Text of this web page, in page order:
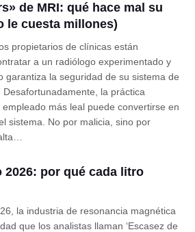
de MRI: qué hace mal su
le cuesta millones)
propietarios de clínicas están
a un radiólogo experimentado y
garantiza la seguridad de su sistema de
la práctica
más leal puede convertirse en
sistema. No por malicia, sino por
2026: por qué cada litro
la industria de resonancia magnética
que los analistas llaman ‘Escasez de